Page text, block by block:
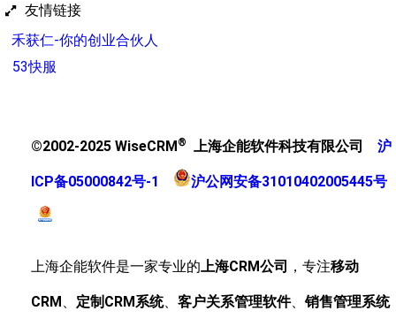
友情链接
禾获仁-你的创业合伙人
53快服
©2002-2025 WiseCRM ® 上海企能软件科技有限公司 沪
ICP备05000842号-1 沪公网安备31010402005445号
上海企能软件是一家专业的上海CRM公司 ，专注移动
CRM 、 定制CRM系统、 客户关系管理软件、销售管理系统